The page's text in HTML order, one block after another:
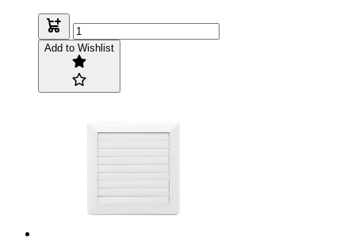
Add to Wishlist